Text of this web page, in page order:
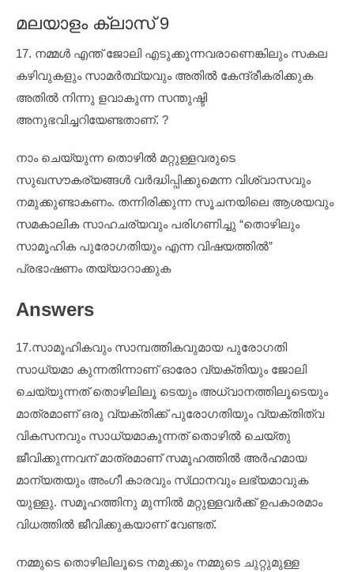
മലയാളം ക്ലാസ് 9
17. നമ്മൾ എന്ത് ജോലി എടുക്കുന്നവരാണെങ്കിലും സകല
കഴിവുകളും സാമർത്ഥ്യവും അതിൽ കേന്ദ്രീകരിക്കുക
അതിൽ നിന്നു ളവാകുന്ന സന്തുഷ്ടി
അനുഭവിച്ചറിയേണ്ടതാണ്. ?
നാം ചെയ്യുന്ന തൊഴിൽ മറ്റുള്ളവരുടെ
സുഖസൗകര്യങ്ങൾ വർദ്ധിപ്പിക്കുമെന്ന വിശ്വാസവും
നമുക്കുണ്ടാകണം. തന്നിരിക്കുന്ന സൂചനയിലെ ആശയവും
സമകാലിക സാഹചര്യവും പരിഗണിച്ചു “തൊഴിലും
സാമൂഹിക പുരോഗതിയും എന്ന വിഷയത്തിൽ”
പ്രഭാഷണം തയ്യാറാക്കുക
Answers
17.സാമൂഹികവും സാമ്പത്തികവുമായ പുരോഗതി
സാധ്യമാ കുന്നതിന്നാണ് ഓരോ വ്യക്തിയും ജോലി
ചെയ്യുന്നത് തൊഴിലിലൂ ടെയും അധ്വാനത്തിലൂടെയും
മാത്രമാണ് ഒരു വ്യക്തിക്ക് പുരോഗതിയും വ്യക്തിത്വ
വികസനവും സാധ്യമാകുന്നത് തൊഴിൽ ചെയ്‌തു
ജീവിക്കുന്നവന് മാത്രമാണ് സമൂഹത്തിൽ അർഹമായ
മാന്യതയും അംഗീ കാരവും സ്‌ഥാനവും ലഭ്യമാവുക
യുള്ളു. സമൂഹത്തിനു മുന്നിൽ മറ്റുള്ളവർക്ക് ഉപകാരമാം
വിധത്തിൽ ജീവിക്കുകയാണ് വേണ്ടത്.
നമ്മുടെ തൊഴിലിലൂടെ നമുക്കും നമ്മുടെ ചുറ്റുമുള്ള